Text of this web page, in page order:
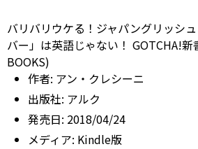
バリバリウケる！ジャパングリッシ
バー」は英語じゃない！ GOTCHA!
BOOKS)
作者: アン・クレシーニ
出版社: アルク
発売日: 2018/04/24
メディア: Kindle版